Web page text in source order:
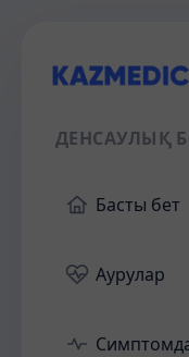
ДЕНСАУЛЫҚ
Басты бет
Аурулар